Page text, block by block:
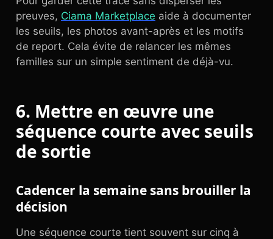
preuves, Ciama Marketplace aide à documenter
les seuils, les photos avant-après et les motifs
de report. Cela évite de relancer les mêmes
familles sur un simple sentiment de déjà-vu.
6. Mettre en œuvre une
séquence courte avec seuils
de sortie
Cadencer la semaine sans brouiller la
décision
Une séquence courte tient souvent sur cinq à